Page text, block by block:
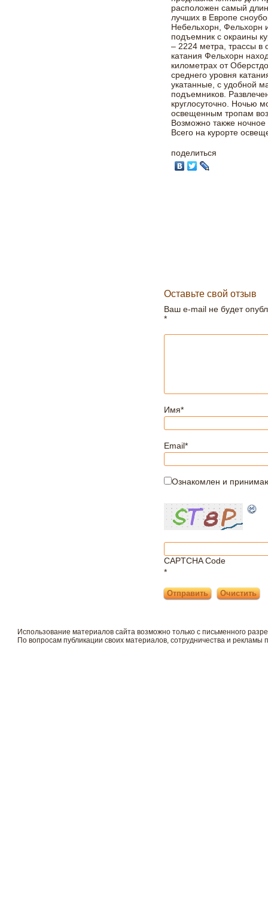
расположен самый
лучших в Европе
Небельхорн, Фельхорн
подъемник с окраины
– 2224 метра, трассы в
катания Фельхорн
километрах от
среднего уровня
укатанные, с удобной
подъемников.
круглосуточно. Ночью
освещенным тропам
Возможно также
Всего на курорте
поделиться
Оставьте свой отзыв
Ваш e-mail не будет
*
Имя*
Email*
Ознакомлен и
CAPTCHA Code
*
Использование материалов сайта возможно только с письменного
По вопросам публикации своих материалов, сотрудничества и